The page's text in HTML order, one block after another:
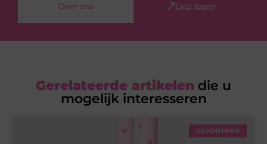
Over ons Ons team
Gerelateerde artikelen die u
mogelijk interesseren
GESCHENKEN